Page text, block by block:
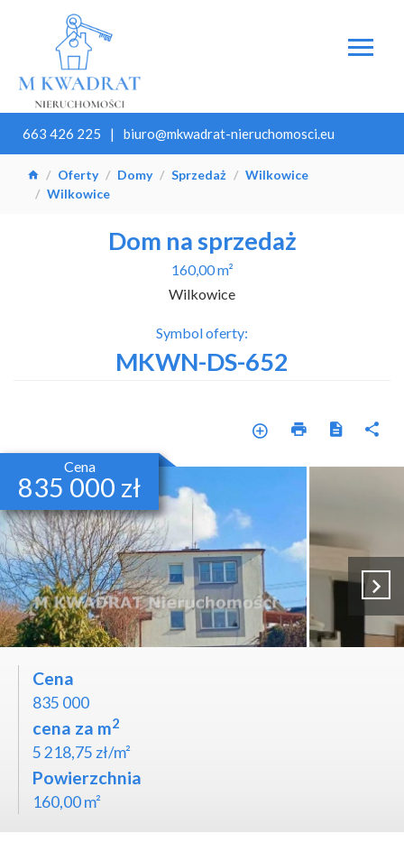
663 426 225 biuro@mkwadrat-nieruchomosci.eu
Oferty Domy Sprzedaż
Wilkowice
Wilkowice
Dom na sprzedaż
160,00 m²
Wilkowice
Symbol oferty:
MKWN-DS-652
Cena
835 000 zł
Cena
835 000
cena za m2
5 218,75 zł/m²
Powierzchnia
160,00 m²